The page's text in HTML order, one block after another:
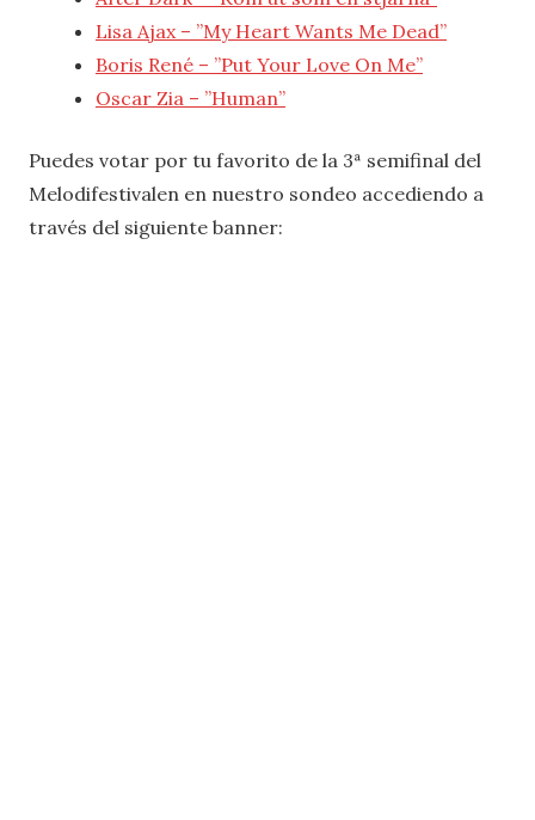
Lisa Ajax – ”My Heart Wants Me Dead”
Boris René – ”Put Your Love On Me”
Oscar Zia – ”Human”
Puedes votar por tu favorito de la 3ª semifinal del
Melodifestivalen en nuestro sondeo accediendo a
través del siguiente banner: